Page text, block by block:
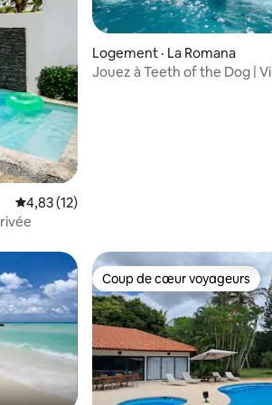
Note moyenne de 4,83 sur 5, 12
4,83 (12)
Logement · La Romana
Jouez à Teeth of the Dog |
Coup de cœur voyageurs
Coup de cœur voyageurs